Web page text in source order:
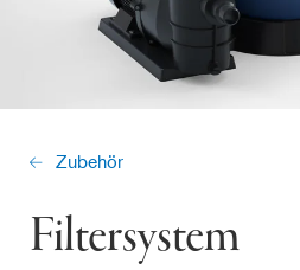
Zubehör
Filtersystem